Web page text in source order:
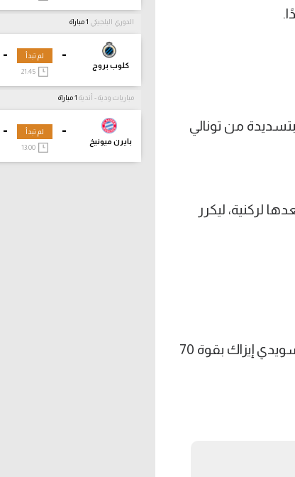
من تونالي
بوب وأبعدها لركنية، ليكرر
وشهدت الدقيقة 35 الهدف الوحيد في الشوط الأول من تسديدة قوية للسويدي إيزاك بقوة 70
الدوري البلجيكي
-
كلوب بروج
-
لم تبدأ
مباريات ودية - أندية
-
بايرن ميونيخ
-
لم تبدأ